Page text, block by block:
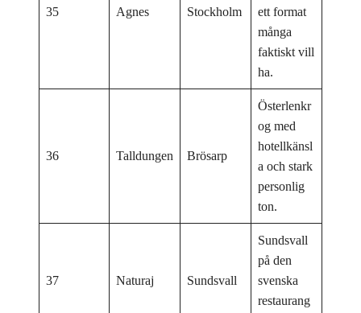
35 Agnes Stockholm
ett format
många
faktiskt vill
ha.
36 Talldungen Brösarp
Österlenkr
og med
hotellkänsl
a och stark
personlig
ton.
37 Naturaj Sundsvall
Sundsvall
på den
svenska
restaurang